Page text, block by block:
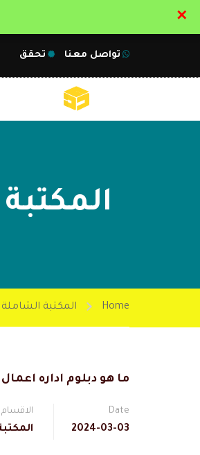
تواصل معنا تحقق
Home المكتبة الشاملة
ما هو دبلوم اداره
Date
2024-03-03
الاقسام
✕